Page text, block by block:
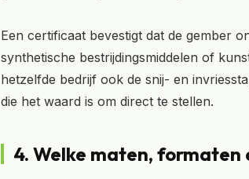
Een certificaat bevestigt dat de gember
synthetische bestrijdingsmiddelen of
hetzelfde bedrijf ook de snij- en
die het waard is om direct te stellen.
4. Welke maten,